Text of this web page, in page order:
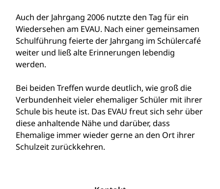
Auch der Jahrgang 2006 nutzte den Tag für ein
Wiedersehen am EVAU. Nach einer gemeinsamen
Schulführung feierte der Jahrgang im Schülercafé
weiter und ließ alte Erinnerungen lebendig
werden.
Bei beiden Treffen wurde deutlich, wie groß die
Verbundenheit vieler ehemaliger Schüler mit ihrer
Schule bis heute ist. Das EVAU freut sich sehr über
diese anhaltende Nähe und darüber, dass
Ehemalige immer wieder gerne an den Ort ihrer
Schulzeit zurückkehren.